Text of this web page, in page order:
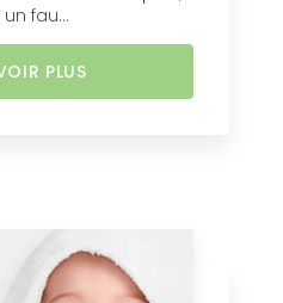
fau...
PLUS